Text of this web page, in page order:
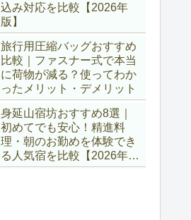
込み対応を比較【2026年
版】
旅行用圧縮バッグおすすめ
比較｜ファスナー式で本当
に荷物が減る？使ってわか
ったメリット・デメリット
身延山宿坊おすすめ8選｜
初めてでも安心！精進料
理・朝のお勤めを体験でき
る人気宿を比較【2026年最
新版】